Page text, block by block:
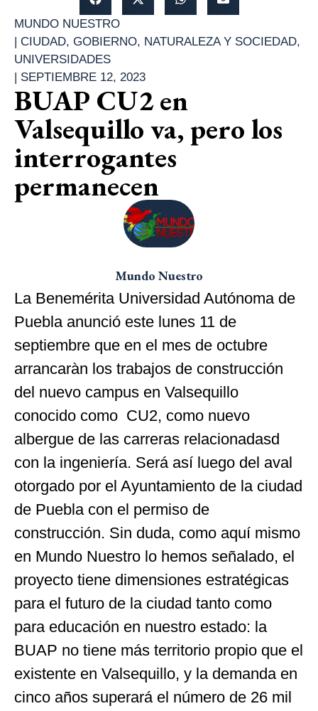
MUNDO NUESTRO
| CIUDAD, GOBIERNO, NATURALEZA Y SOCIEDAD,
UNIVERSIDADES
| SEPTIEMBRE 12, 2023
BUAP CU2 en
Valsequillo va, pero los
interrogantes
permanecen
Mundo Nuestro
La Benemérita Universidad Autónoma de
Puebla anunció este lunes 11 de
septiembre que en el mes de octubre
arrancaràn los trabajos de construcción
del nuevo campus en Valsequillo
conocido como CU2, como nuevo
albergue de las carreras relacionadasd
con la ingeniería. Será así luego del aval
otorgado por el Ayuntamiento de la ciudad
de Puebla con el permiso de
construcción. Sin duda, como aquí mismo
en Mundo Nuestro lo hemos señalado, el
proyecto tiene dimensiones estratégicas
para el futuro de la ciudad tanto como
para educación en nuestro estado: la
BUAP no tiene más territorio propio que el
existente en Valsequillo, y la demanda en
cinco años superará el número de 26 mil